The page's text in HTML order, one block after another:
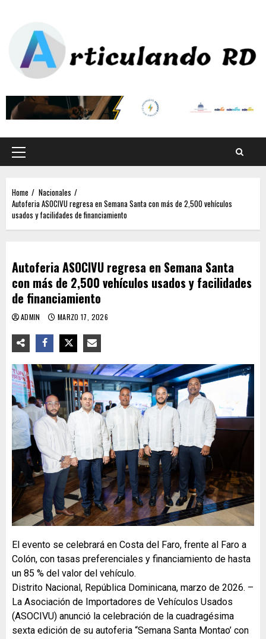
Home
Nacionales
Autoferia ASOCIVU regresa en Semana Santa con más de 2,500 vehículos
usados y facilidades de financiamiento
Autoferia ASOCIVU regresa en Semana Santa
con más de 2,500 vehículos usados y facilidades
de financiamiento
ADMIN MARZO 17, 2026
El evento se celebrará en Costa del Faro, frente al Faro a
Colón, con tasas preferenciales y financiamiento de hasta
un 85 % del valor del vehículo.
Distrito Nacional, República Dominicana, marzo de 2026. –
La Asociación de Importadores de Vehículos Usados
(ASOCIVU) anunció la celebración de la cuadragésima
sexta edición de su autoferia “Semana Santa Montao’ con